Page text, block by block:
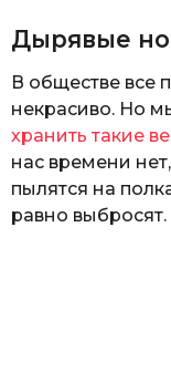
Дырявые
В обществе все
некрасиво. Но
хранить такие
нас времени
пылятся на
равно выбросят.